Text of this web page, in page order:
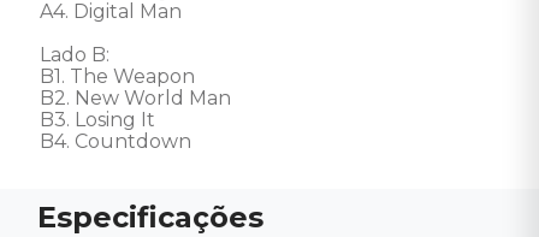
A4. Digital Man
Lado B:
B1. The Weapon
B2. New World Man
B3. Losing It
B4. Countdown